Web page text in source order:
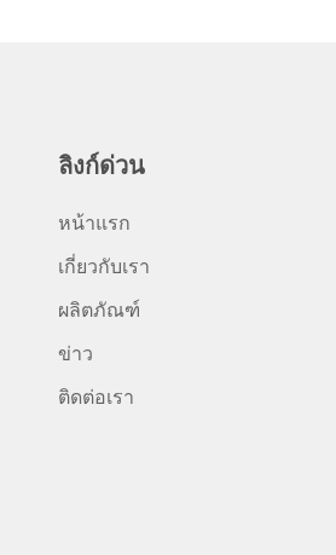
ลิงก์ด่วน
หน้าแรก
เกี่ยวกับเรา
ผลิตภัณฑ์
ข่าว
ติดต่อเรา